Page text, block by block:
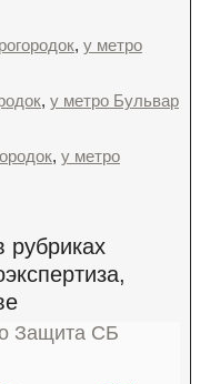
, у метро
, у метро Бульвар
, у метро
рубриках